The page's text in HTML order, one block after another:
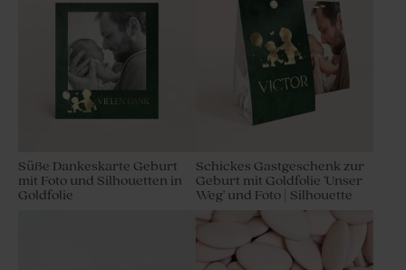
Süße Dankeskarte Geburt
mit Foto und Silhouetten in
Goldfolie
Schickes Gastgeschenk zur
Geburt mit Goldfolie 'Unser
Weg' und Foto | Silhouette